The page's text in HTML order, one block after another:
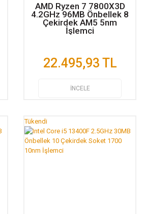
AMD Ryzen 7 7800X3D
4.2GHz 96MB Önbellek 8
Çekirdek AM5 5nm
İşlemci
22.495,93 TL
İNCELE
Tükendi